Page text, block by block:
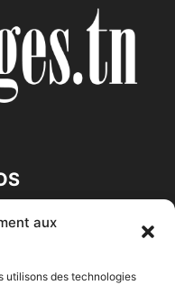
aux
utilisons des technologies